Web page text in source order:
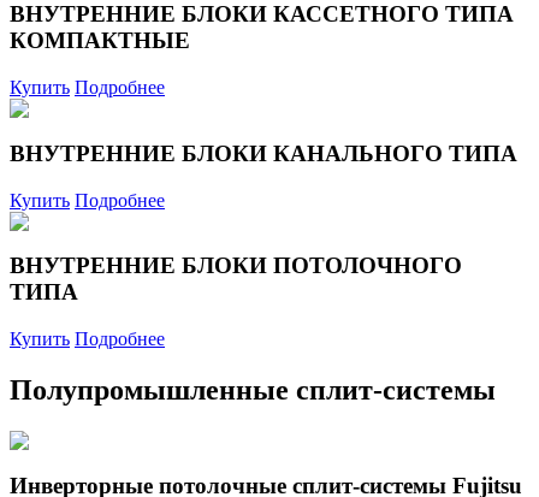
ВНУТРЕННИЕ БЛОКИ КАССЕТНОГО ТИПА
КОМПАКТНЫЕ
Купить Подробнее
ВНУТРЕННИЕ БЛОКИ КАНАЛЬНОГО ТИПА
Купить Подробнее
ВНУТРЕННИЕ БЛОКИ ПОТОЛОЧНОГО
ТИПА
Купить Подробнее
Полупромышленные сплит-системы
Инверторные потолочные сплит-системы Fujitsu